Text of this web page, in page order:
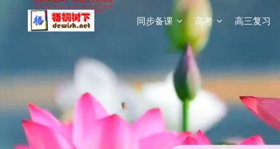
同步备课 高考 高三复习